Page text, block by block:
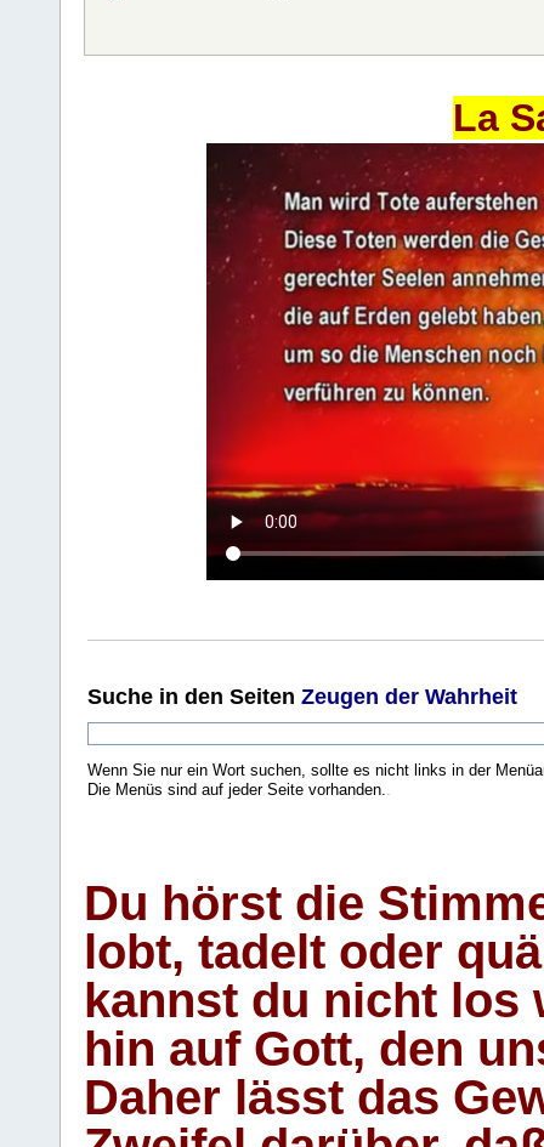
La
Suche in den Seiten Zeugen der Wahrheit
Wenn Sie nur ein Wort suchen, sollte es nicht links in der
Die Menüs sind auf jeder Seite vorhanden.
Du hörst die
lobt, tadelt oder
kannst du nicht los
hin auf Gott, den
Daher lässt das